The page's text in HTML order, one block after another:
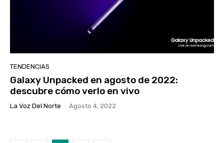
TENDENCIAS
Galaxy Unpacked en agosto de 2022:
descubre cómo verlo en vivo
La Voz Del Norte - Agosto 4, 2022